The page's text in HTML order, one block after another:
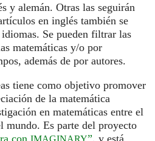
y alemán. Otras las seguirán
en inglés también se
Se pueden filtrar las
matemáticas y/o por
además de por autores.
tiene como objetivo promover
de la matemática
en matemáticas entre el
mundo. Es parte del proyecto
con
”, y está